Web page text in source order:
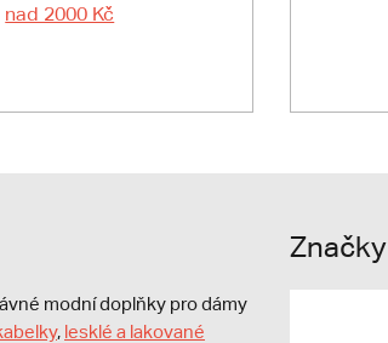
nad 2000 Kč
modní doplňky pro dámy
, lesklé a lakované
Značky